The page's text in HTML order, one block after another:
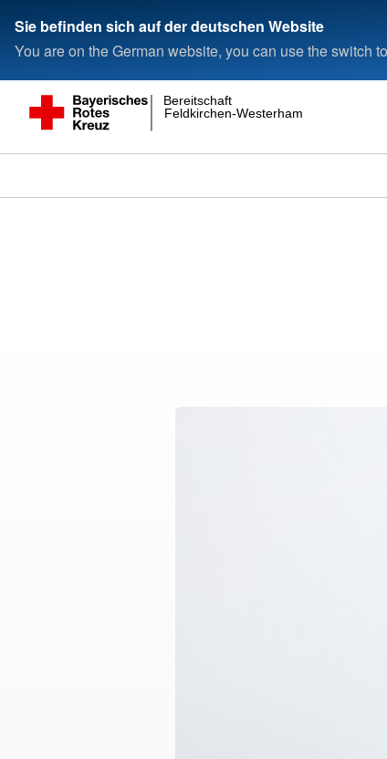
Sie befinden sich auf der deutschen Website
You are on the German website, you can use the switch
Feldkirchen-Westerham
Bereitschaft